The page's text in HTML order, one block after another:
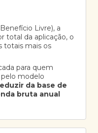
Livre), a
total da aplicação, o
totais mais os
para quem
modelo
da base de
bruta anual